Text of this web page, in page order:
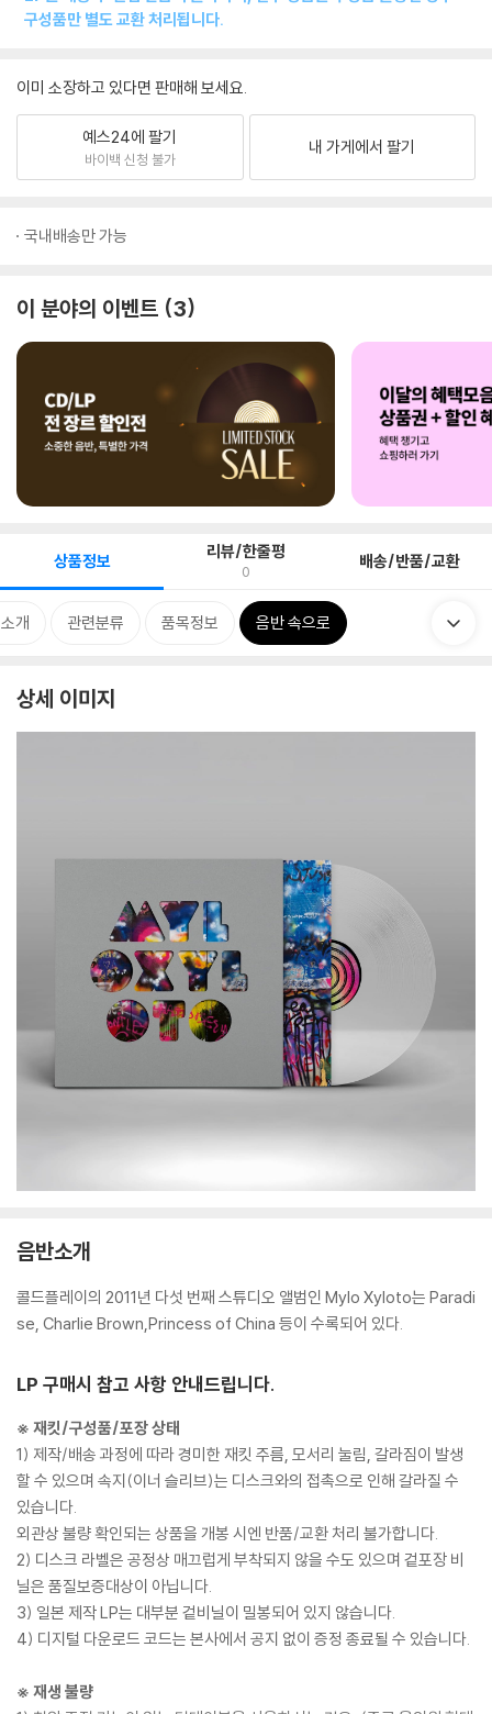
구성품만 별도 교환 처리됩니다.
이미 소장하고 있다면 판매해 보세요.
예스24에 팔기
바이백 신청 불가
내 가게에서 팔기
국내배송만 가능
이 분야의 이벤트 3
상품정보 리뷰/한줄평
0 배송/반품/교환
개 관련분류 품목정보 음반 속으로
상세 이미지
음반소개
콜드플레이의 2011년 다섯 번째 스튜디오 앨범인 Mylo Xyloto는 Paradi
se, Charlie Brown,Princess of China 등이 수록되어 있다.
LP 구매시 참고 사항 안내드립니다.
※ 재킷/구성품/포장 상태
1) 제작/배송 과정에 따라 경미한 재킷 주름, 모서리 눌림, 갈라짐이 발생
할 수 있으며 속지(이너 슬리브)는 디스크와의 접촉으로 인해 갈라질 수
있습니다.
외관상 불량 확인되는 상품을 개봉 시엔 반품/교환 처리 불가합니다.
2) 디스크 라벨은 공정상 매끄럽게 부착되지 않을 수도 있으며 겉포장 비
닐은 품질보증대상이 아닙니다.
3) 일본 제작 LP는 대부분 겉비닐이 밀봉되어 있지 않습니다.
4) 디지털 다운로드 코드는 본사에서 공지 없이 증정 종료될 수 있습니다.
※ 재생 불량